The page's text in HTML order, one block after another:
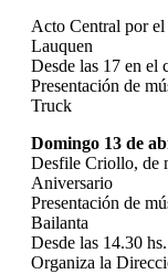
Acto Central por el
Lauquen
Desde las 17 en el
Presentación de
Truck
Domingo 13 de
Desfile Criollo, de
Aniversario
Presentación de
Bailanta
Desde las 14.30
Organiza la